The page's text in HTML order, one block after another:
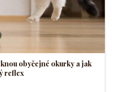
obyčejné okurky a jak
reflex